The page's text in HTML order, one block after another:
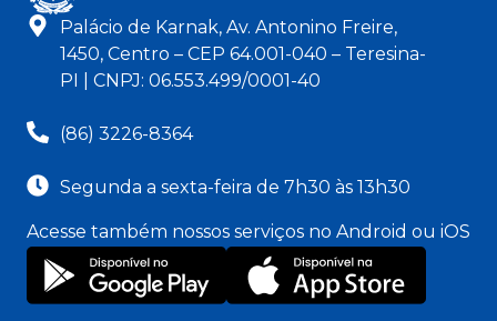
Palácio de Karnak, Av. Antonino Freire,
1450, Centro – CEP 64.001-040 – Teresina-
PI | CNPJ: 06.553.499/0001-40
(86) 3226-8364
Segunda a sexta-feira de 7h30 às 13h30
Acesse também nossos serviços no Android ou iOS